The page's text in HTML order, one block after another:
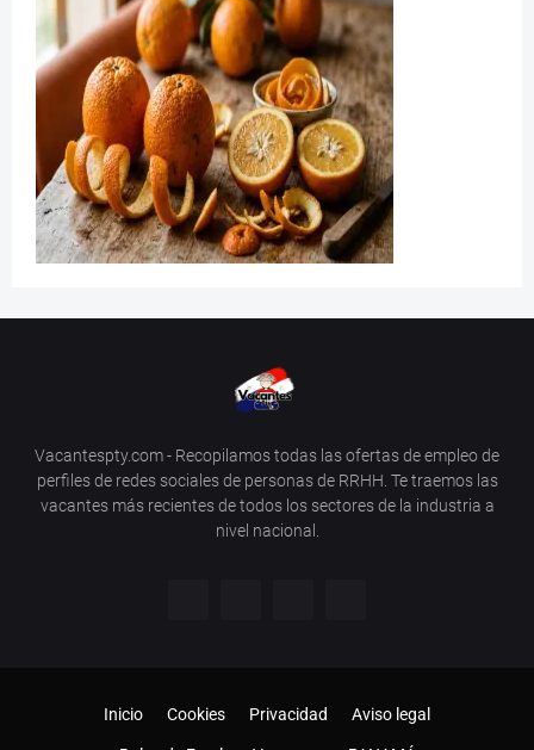
Vacantespty.com - Recopilamos todas las ofertas de empleo de
perfiles de redes sociales de personas de RRHH. Te traemos las
vacantes más recientes de todos los sectores de la industria a
nivel nacional.
Inicio Cookies Privacidad Aviso legal